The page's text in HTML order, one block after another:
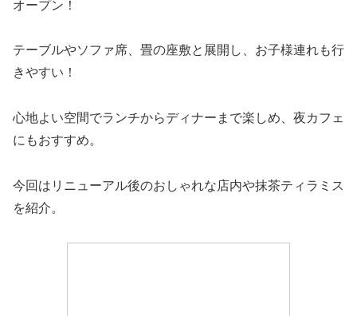
オープン！
テーブルやソファ席、畳の座敷と展開し、お子様連れも行
きやすい！
心地よい空間でランチからディナーまで楽しめ、夜カフェ
にもおすすめ。
今回はリニューアル後のおしゃれな店内や抹茶ティラミス
を紹介。